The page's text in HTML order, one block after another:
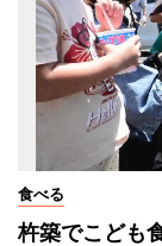
食べる
杵築でこども